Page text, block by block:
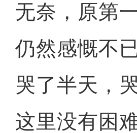
无奈，原第
仍然感慨不
哭了半天，
这里没有困